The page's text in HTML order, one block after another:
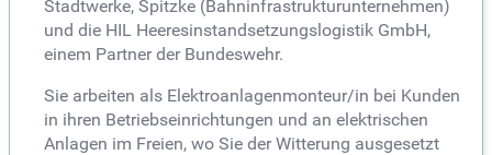
Stadtwerke, Spitzke (Bahninfrastrukturunternehmen)
und die HIL Heeresinstandsetzungslogistik GmbH,
einem Partner der Bundeswehr.
Sie arbeiten als Elektroanlagenmonteur/in bei Kunden
in ihren Betriebseinrichtungen und an elektrischen
Anlagen im Freien, wo Sie der Witterung ausgesetzt